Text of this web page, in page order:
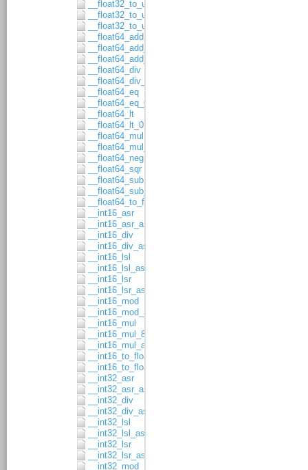
__float32_to_uint16
__float32_to_uint32
__float32_to_uint64
__float64_add
__float64_add_1
__float64_add_asgn
__float64_div
__float64_div_asgn
__float64_eq
__float64_eq_0
__float64_lt
__float64_lt_0
__float64_mul
__float64_mul_asgn
__float64_neg
__float64_sqr
__float64_sub
__float64_sub_asgn
__float64_to_float32
__int16_asr
__int16_asr_asgn
__int16_div
__int16_div_asgn
__int16_lsl
__int16_lsl_asgn
__int16_lsr
__int16_lsr_asgn
__int16_mod
__int16_mod_asgn
__int16_mul
__int16_mul_8x8
__int16_mul_asgn
__int16_to_float32
__int16_to_float64
__int32_asr
__int32_asr_asgn
__int32_div
__int32_div_asgn
__int32_lsl
__int32_lsl_asgn
__int32_lsr
__int32_lsr_asgn
__int32_mod